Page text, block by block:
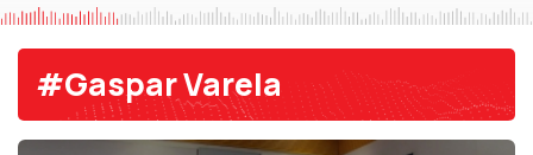
#Gaspar Varela